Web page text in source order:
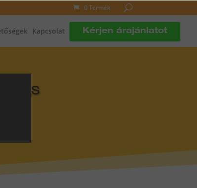
0 Termék
Kapcsolat Kérjen árajánlatot